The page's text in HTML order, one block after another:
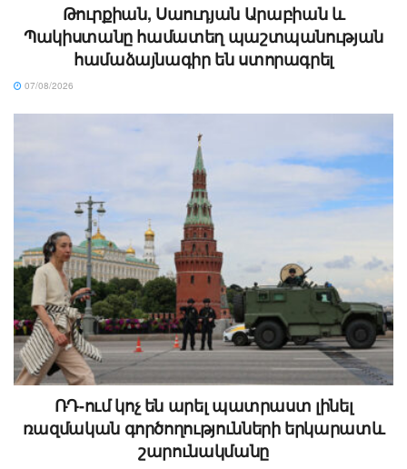
Թուրքիան, Սաուդյան Արաբիան և
Պակիստանը համատեղ պաշտպանության
համաձայնագիր են ստորագրել
07/08/2026
ՌԴ-ում կոչ են արել պատրաստ լինել
ռազմական գործողությունների երկարատև
շարունակմանը